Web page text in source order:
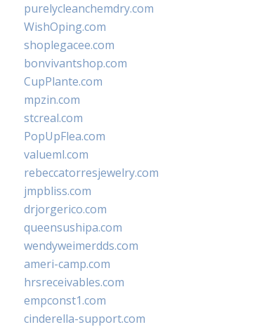
purelycleanchemdry.com
WishOping.com
shoplegacee.com
bonvivantshop.com
CupPlante.com
mpzin.com
stcreal.com
PopUpFlea.com
valueml.com
rebeccatorresjewelry.com
jmpbliss.com
drjorgerico.com
queensushipa.com
wendyweimerdds.com
ameri-camp.com
hrsreceivables.com
empconst1.com
cinderella-support.com